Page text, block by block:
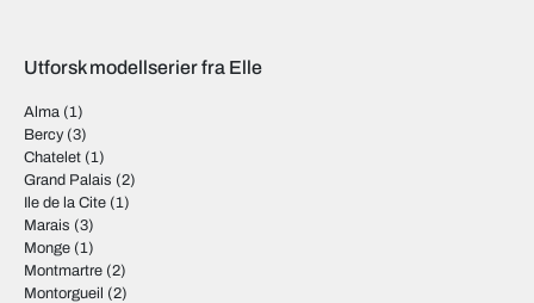
Utforsk modellserier fra Elle
Alma (1)
Bercy(3)
Chatelet (1)
Grand Palais (2)
Ile de la Cite (1)
Marais (3)
Monge (1)
Montmartre (2)
Montorgueil (2)